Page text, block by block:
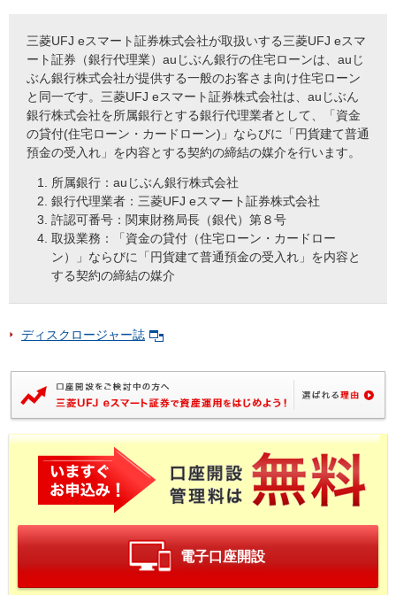
三菱UFJ eスマート証券株式会社が取扱いする三菱UFJ eスマ
ート証券（銀行代理業）auじぶん銀行の住宅ローンは、auじ
ぶん銀行株式会社が提供する一般のお客さま向け住宅ローン
と同一です。三菱UFJ eスマート証券株式会社は、auじぶん
銀行株式会社を所属銀行とする銀行代理業者として、「資金
の貸付(住宅ローン・カードローン)」ならびに「円貨建て普通
預金の受入れ」を内容とする契約の締結の媒介を行います。
所属銀行：auじぶん銀行株式会社
銀行代理業者：三菱UFJ eスマート証券株式会社
許認可番号：関東財務局長（銀代）第８号
取扱業務：「資金の貸付（住宅ローン・カードロー
ン）」ならびに「円貨建て普通預金の受入れ」を内容と
する契約の締結の媒介
ディスクロージャー誌
電子口座開設